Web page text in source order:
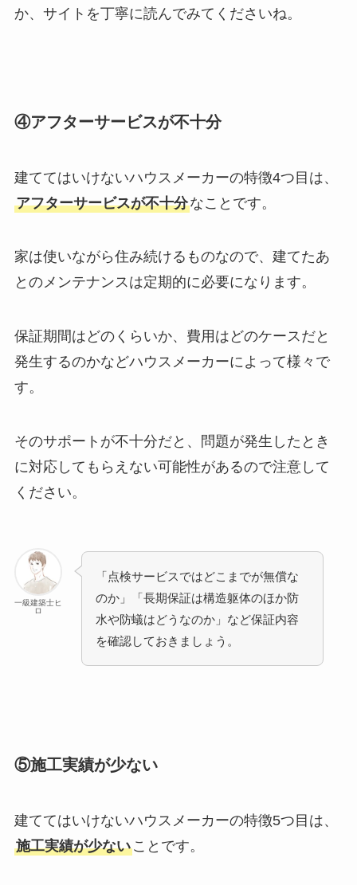
か、サイトを丁寧に読んでみてくださいね。
④アフターサービスが不十分
建ててはいけないハウスメーカーの特徴4つ目は、
アフターサービスが不十分なことです。
家は使いながら住み続けるものなので、建てたあ
とのメンテナンスは定期的に必要になります。
保証期間はどのくらいか、費用はどのケースだと
発生するのかなどハウスメーカーによって様々で
す。
そのサポートが不十分だと、問題が発生したとき
に対応してもらえない可能性があるので注意して
ください。
一級建築士ヒ
ロ
「点検サービスではどこまでが無償な
のか」「長期保証は構造躯体のほか防
水や防蟻はどうなのか」など保証内容
を確認しておきましょう。
⑤施工実績が少ない
建ててはいけないハウスメーカーの特徴5つ目は、
施工実績が少ないことです。